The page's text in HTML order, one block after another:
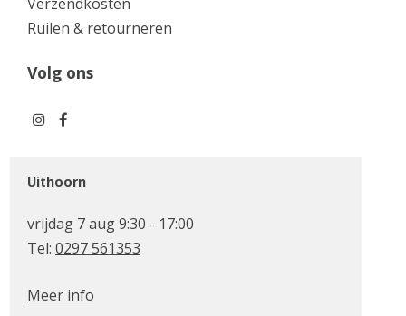
Ruilen & retourneren
Volg ons
Uithoorn
vrijdag 7 aug 9:30 - 17:00
Tel: 0297 561353
Meer info